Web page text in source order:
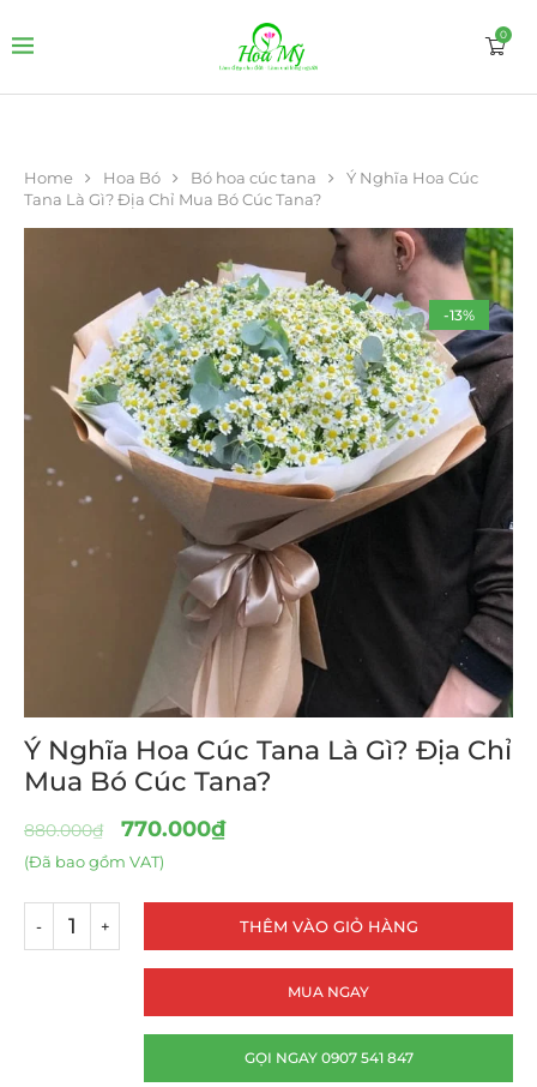
0
Home Hoa Bó Bó hoa cúc tana
Ý Nghĩa Hoa Cúc
Tana Là Gì? Địa Chỉ Mua Bó Cúc Tana?
-13%
Ý Nghĩa Hoa Cúc Tana Là Gì? Địa Chỉ
Mua Bó Cúc Tana?
880.000₫ 770.000₫
(Đã bao gồm VAT)
THÊM VÀO GIỎ HÀNG
MUA NGAY
GỌI NGAY 0907 541 847